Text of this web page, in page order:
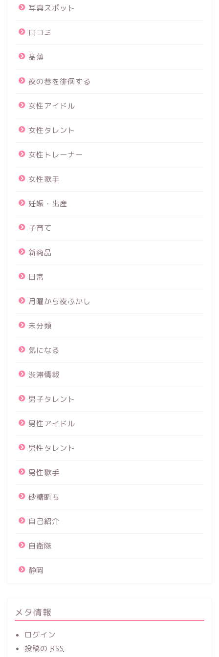
写真スポット
口コミ
品薄
夜の巷を徘徊する
女性アイドル
女性タレント
女性トレーナー
女性歌手
妊娠・出産
子育て
新商品
日常
月曜から夜ふかし
未分類
気になる
渋滞情報
男子タレント
男性アイドル
男性タレント
男性歌手
砂糖断ち
自己紹介
自衛隊
静岡
メタ情報
ログイン
投稿の RSS